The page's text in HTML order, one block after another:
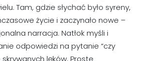
Tam, gdzie słychać było syreny,
życie i zaczynało nowe –
narracja. Natłok myśli i
odpowiedzi na pytanie “czy
lęków. Proste